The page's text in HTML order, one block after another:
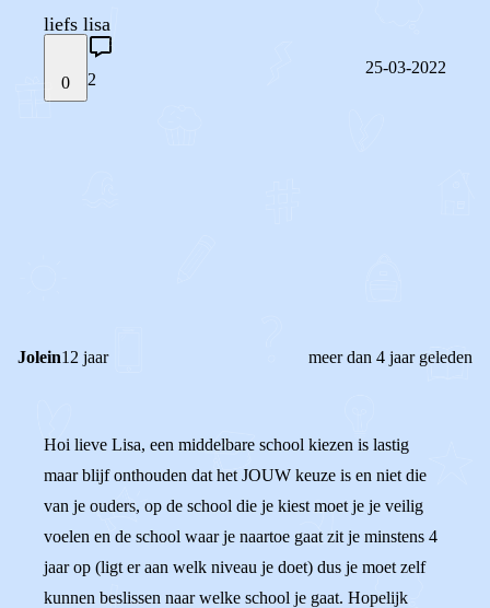
liefs lisa
0 2
25-03-2022
Jolein12 jaar meer dan 4 jaar geleden
Hoi lieve Lisa, een middelbare school kiezen is lastig
maar blijf onthouden dat het JOUW keuze is en niet die
van je ouders, op de school die je kiest moet je je veilig
voelen en de school waar je naartoe gaat zit je minstens 4
jaar op (ligt er aan welk niveau je doet) dus je moet zelf
kunnen beslissen naar welke school je gaat. Hopelijk